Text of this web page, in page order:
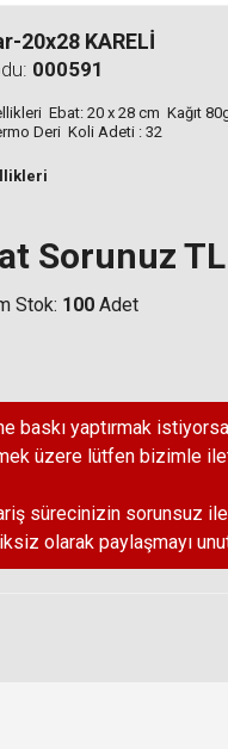
20x28 KARELİ
000591
Ebat: 20 x 28 cm Kağıt
Deri Koli Adeti : 32
Sorunuz
Stok: 100 Adet
baskı yaptırmak
üzere lütfen bizimle
sürecinizin sorunsuz
olarak paylaşmayı